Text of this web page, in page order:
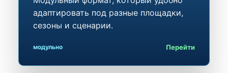
адаптировать под разные площадки,
сезоны и сценарии.
модульно Перейти